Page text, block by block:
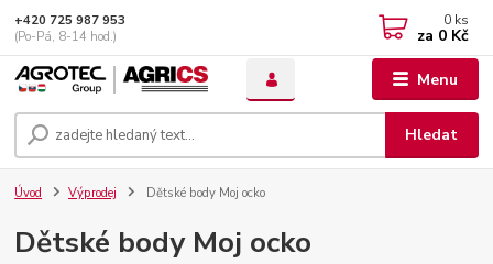
Menu
Hledat
+420 725 987 953
(Po-Pá, 8-14 hod.)
0 ks
za 0 Kč
Úvod Výprodej Dětské body Moj ocko
Dětské body Moj ocko